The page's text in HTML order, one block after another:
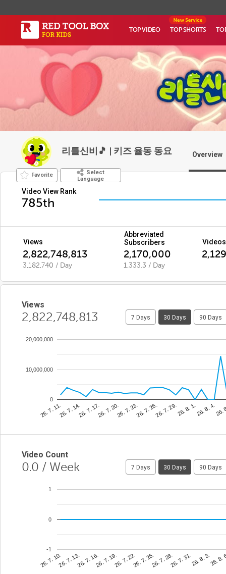
TOP VIDEO TOP SHORTS
리틀신비🎵 | 키즈 율동 동요 Overview
Favorite
Select
Language
Video View Rank
785th
Views
Abbreviated
Subscribers
Videos
2,822,748,813 2,170,000 2,129
3,182,740 / Day 1,333.3 / Day
Views
2,822,748,813 7 Days 30 Days 90 Days
26. 7. 11.26. 7. 14.26. 7. 17.26. 7. 20.26. 7. 23.26. 7. 26.26. 7. 29.26. 8. 1.26. 8. 4.26.
0
10,000,000
20,000,000
Video Count
0.0 / Week 7 Days 30 Days 90 Days
26. 7. 10.26. 7. 13.26. 7. 16.26. 7. 19.26. 7. 22.26. 7. 25.26. 7. 28.26. 7. 31.26. 8. 3.26. 8.
-1
0
1